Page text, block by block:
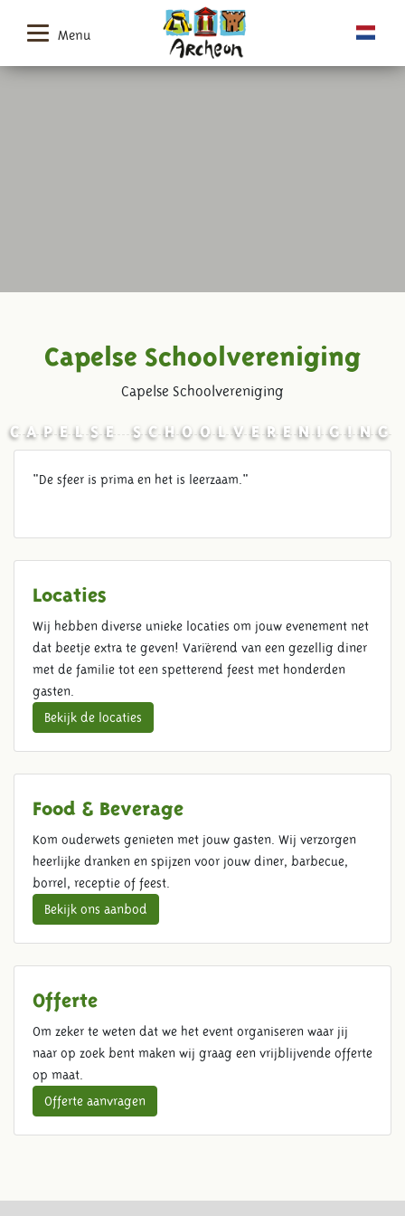
Menu
CAPELSE SCHOOLVERENIGING
Capelse Schoolvereniging
Capelse Schoolvereniging
"De sfeer is prima en het is leerzaam."
Locaties
Wij hebben diverse unieke locaties om jouw evenement net
dat beetje extra te geven! Variërend van een gezellig diner
met de familie tot een spetterend feest met honderden
gasten.
Bekijk de locaties
Food & Beverage
Kom ouderwets genieten met jouw gasten. Wij verzorgen
heerlijke dranken en spijzen voor jouw diner, barbecue,
borrel, receptie of feest.
Bekijk ons aanbod
Offerte
Om zeker te weten dat we het event organiseren waar jij
naar op zoek bent maken wij graag een vrijblijvende offerte
op maat.
Offerte aanvragen